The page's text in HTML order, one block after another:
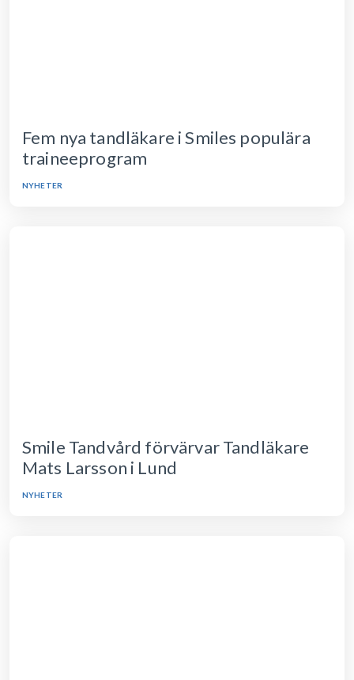
Fem nya tandläkare i Smiles populära
traineeprogram
NYHETER
Smile Tandvård förvärvar Tandläkare
Mats Larsson i Lund
NYHETER